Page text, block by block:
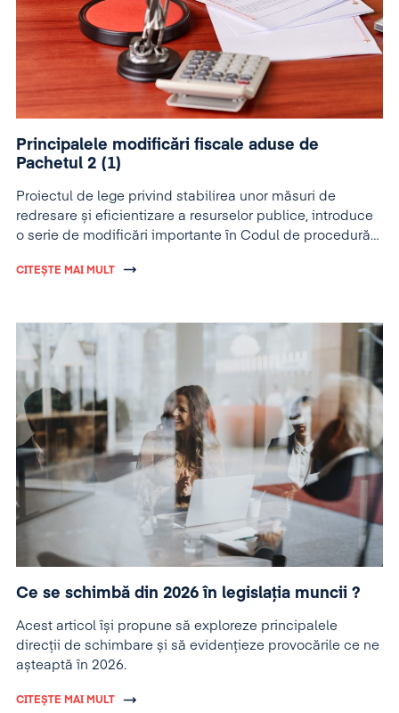
Principalele modificări fiscale aduse de
Pachetul 2 (1)
Proiectul de lege privind stabilirea unor măsuri de
redresare și eficientizare a resurselor publice, introduce
o serie de modificări importante în Codul de procedură
CITEȘTE MAI MULT
Ce se schimbă din 2026 în legislația muncii ?
Acest articol își propune să exploreze principalele
direcții de schimbare și să evidențieze provocările ce ne
așteaptă în 2026.
CITEȘTE MAI MULT